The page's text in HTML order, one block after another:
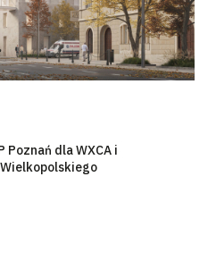
Poznań dla WXCA i